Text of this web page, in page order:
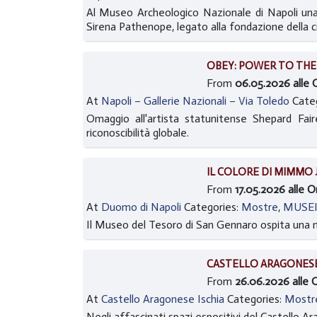
Al Museo Archeologico Nazionale di Napoli
Sirena Pathenope, legato alla fondazione della
OBEY: POWER TO
From 06.05.2026 alle
At Napoli – Gallerie Nazionali – Via Toledo
Omaggio all'artista statunitense Shepard
riconoscibilità globale.
IL COLORE DI MIMMO
From 17.05.2026 alle
At Duomo di Napoli Categories: Mostre, MUSEI
Il Museo del Tesoro di San Gennaro ospita
CASTELLO
From 26.06.2026 alle
At Castello Aragonese Ischia Categories: